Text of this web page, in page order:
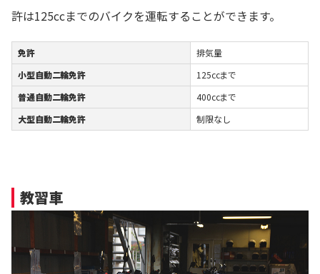
許は125ccまでのバイクを運転することができます。
免許
排気量
小型自動二輪免許
125ccまで
普通自動二輪免許
400ccまで
大型自動二輪免許
制限なし
教習車